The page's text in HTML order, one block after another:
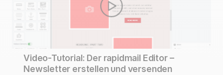
Video-Tutorial: Der rapidmail Editor –
Newsletter erstellen und versenden